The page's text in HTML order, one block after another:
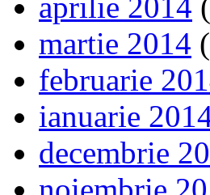
martie 2014
februarie
ianuarie
decembrie